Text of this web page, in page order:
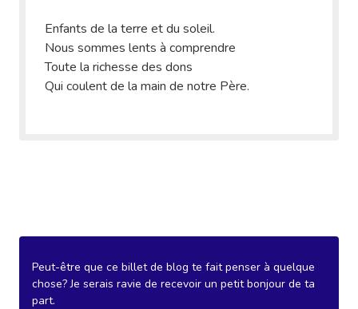
Enfants de la terre et du soleil.
Nous sommes lents à comprendre
Toute la richesse des dons
Qui coulent de la main de notre Père.
Peut-être que ce billet de blog te fait penser à quelque
chose? Je serais ravie de recevoir un petit bonjour de ta
part.